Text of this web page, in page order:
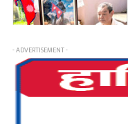
- ADVERTISEMENT -